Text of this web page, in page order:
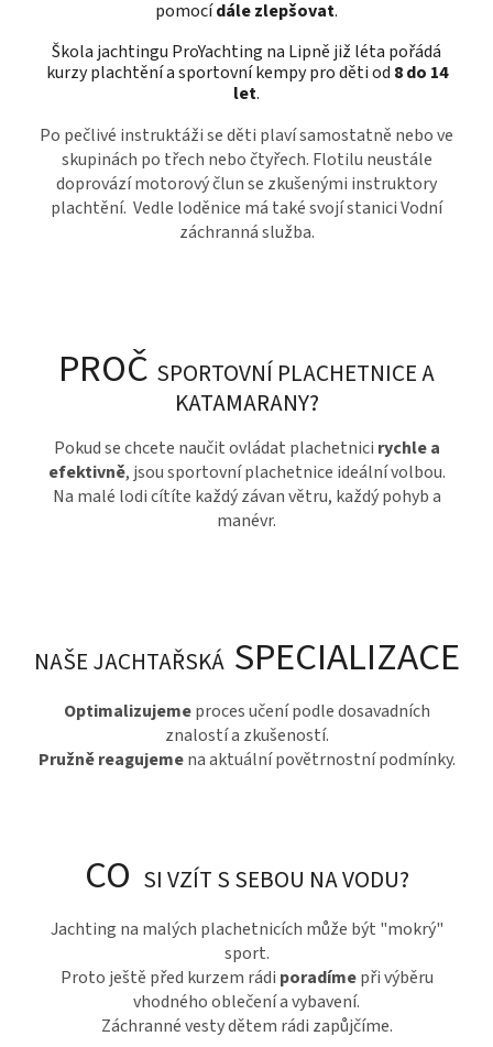
pomocídále zlepšovat.
Škola jachtingu ProYachting na Lipně již léta pořádá
kurzy plachtění a sportovní kempy pro děti od 8 do 14
let.
Po pečlivé instruktáži se děti plaví samostatně nebo ve
skupinách po třech nebo čtyřech. Flotilu neustále
doprovází motorový člun se zkušenými instruktory
plachtění. Vedle loděnice má také svojí stanici Vodní
záchranná služba.
PROČ SPORTOVNÍ PLACHETNICE A
KATAMARANY?
Pokud se chcete naučit ovládat plachetnici rychle a
efektivně, jsou sportovní plachetnice ideální volbou.
Na malé lodi cítíte každý závan větru, každý pohyb a
manévr.
NAŠE JACHTAŘSKÁ SPECIALIZACE
Optimalizujemeproces učení podle dosavadních
znalostí a zkušeností.
Pružně reagujemena aktuální povětrnostní podmínky.
CO SI VZÍT S SEBOU NA VODU?
Jachting na malých plachetnicích může být "mokrý"
sport.
Proto ještě před kurzem rádi poradímepři výběru
vhodného oblečení a vybavení.
Záchranné vesty dětem rádi zapůjčíme.